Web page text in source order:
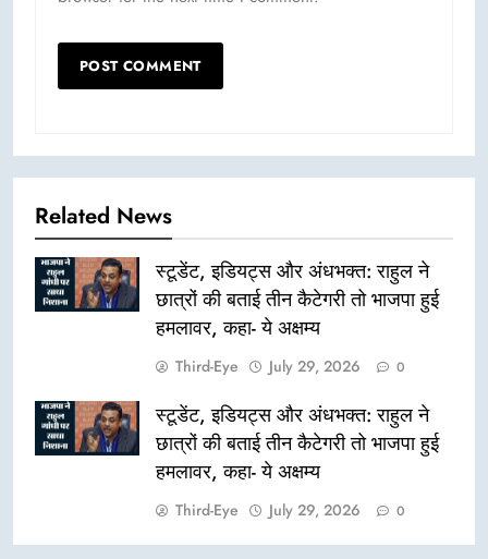
Related News
स्टूडेंट, इडियट्स और अंधभक्त: राहुल ने
छात्रों की बताई तीन कैटेगरी तो भाजपा हुई
हमलावर, कहा- ये अक्षम्य
Third-Eye July 29, 2026 0
स्टूडेंट, इडियट्स और अंधभक्त: राहुल ने
छात्रों की बताई तीन कैटेगरी तो भाजपा हुई
हमलावर, कहा- ये अक्षम्य
Third-Eye July 29, 2026 0